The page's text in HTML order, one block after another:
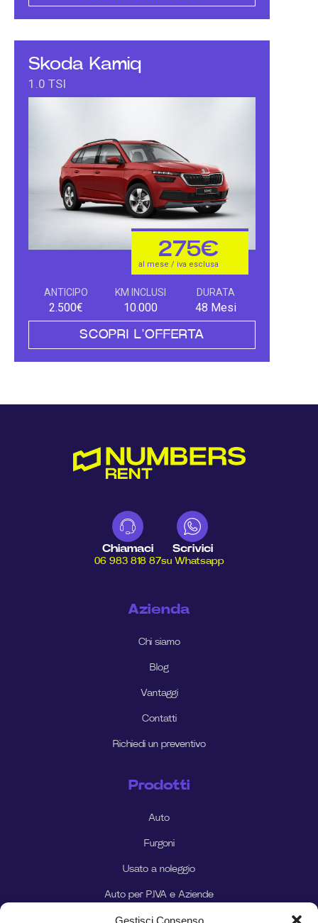
Gestisci Consenso
Skoda Kamiq
1.0 TSI
275€
al mese / iva esclusa
ANTICIPO
2.500€
KM INCLUSI
10.000
DURATA
48 Mesi
SCOPRI L'OFFERTA
Chiamaci
06 983 818 87
Scrivici
su Whatsapp
Azienda
Chi siamo
Blog
Vantaggi
Contatti
Richiedi un preventivo
Prodotti
Auto
Furgoni
Usato a noleggio
Auto per P.IVA e Aziende
Auto per Privati